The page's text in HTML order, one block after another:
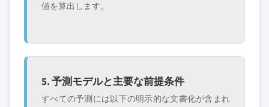
値を算出します。
5. 予測モデルと主要な前提条件
すべての予測には以下の明示的な文書化が含まれ